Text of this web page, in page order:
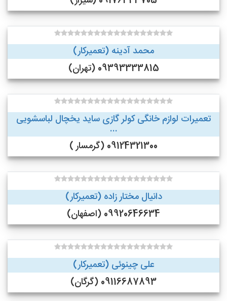
محمد آدینه (تعمیرکار)
09393333815 (تهران)
تعمیرات لوازم خانگی کولر گازی ساید یخچال لباسشویی
...
09124321300 (گرمسار )
دانیال مختار زاده (تعمیرکار)
09920646634 (اصفهان)
علی چینوئی (تعمیرکار)
09116687893 (گرگان)